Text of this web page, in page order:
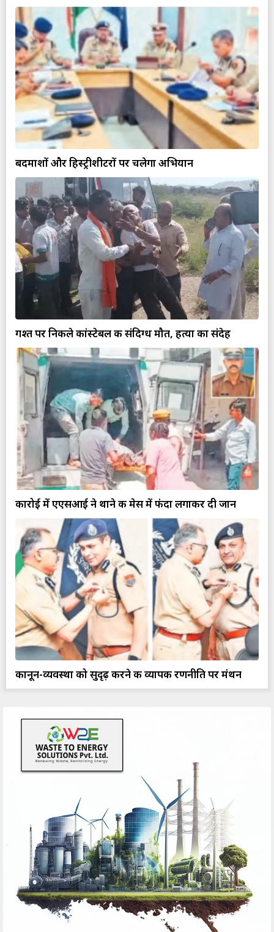
बदमाशों और हिस्ट्रीशीटरों पर चलेगा अभियान
गश्त पर निकले कांस्टेबल की संदिग्ध मौत, हत्या का संदेह
कारोई में एएसआई ने थाने की मेस में फंदा लगाकर दी जान
कानून-व्यवस्था को सुदृढ़ करने की व्यापक रणनीति पर मंथन